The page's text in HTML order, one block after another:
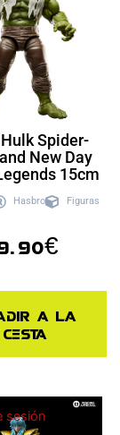
Spider-
New Day
15cm
Hasbro Figuras
€
a la
cesta
sesión